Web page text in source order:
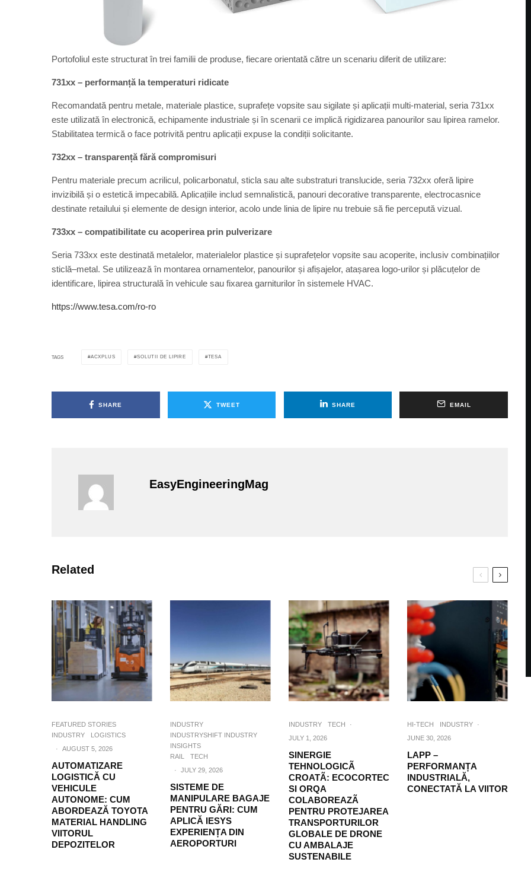
Portofoliul este structurat în trei familii de produse, fiecare orientată către un scenariu diferit de utilizare:
731xx – performanță la temperaturi ridicate
Recomandată pentru metale, materiale plastice, suprafețe vopsite sau sigilate și aplicații multi-material, seria 731xx
este utilizată în electronică, echipamente industriale și în scenarii ce implică rigidizarea panourilor sau lipirea ramelor.
Stabilitatea termică o face potrivită pentru aplicații expuse la condiții solicitante.
732xx – transparență fără compromisuri
Pentru materiale precum acrilicul, policarbonatul, sticla sau alte substraturi translucide, seria 732xx oferă lipire
invizibilă și o estetică impecabilă. Aplicațiile includ semnalistică, panouri decorative transparente, electrocasnice
destinate retailului și elemente de design interior, acolo unde linia de lipire nu trebuie să fie percepută vizual.
733xx – compatibilitate cu acoperirea prin pulverizare
Seria 733xx este destinată metalelor, materialelor plastice și suprafețelor vopsite sau acoperite, inclusiv combinațiilor
sticlă–metal. Se utilizează în montarea ornamentelor, panourilor și afișajelor, atașarea logo-urilor și plăcuțelor de
identificare, lipirea structurală în vehicule sau fixarea garniturilor în sistemele HVAC.
https://www.tesa.com/ro-ro
TAGS ACXPLUS SOLUTII DE LIPIRE TESA
SHARE TWEET SHARE EMAIL
EasyEngineeringMag
Related
FEATURED STORIES
INDUSTRY
LOGISTICS
·
AUGUST 5, 2026
AUTOMATIZARE
LOGISTICĂ CU
VEHICULE
AUTONOME: CUM
ABORDEAZĂ TOYOTA
MATERIAL HANDLING
VIITORUL
DEPOZITELOR
INDUSTRY
INDUSTRYSHIFT INDUSTRY
INSIGHTS
RAIL
TECH
·
JULY 29, 2026
SISTEME DE
MANIPULARE BAGAJE
PENTRU GĂRI: CUM
APLICĂ IESYS
EXPERIENȚA DIN
AEROPORTURI
INDUSTRY TECH
·
JULY 1, 2026
SINERGIE
TEHNOLOGICÃ
CROATÃ: ECOCORTEC
SI ORQA
COLABOREAZÃ
PENTRU PROTEJAREA
TRANSPORTURILOR
GLOBALE DE DRONE
CU AMBALAJE
SUSTENABILE
HI-TECH INDUSTRY
·
JUNE 30, 2026
LAPP –
PERFORMANȚA
INDUSTRIALĂ,
CONECTATĂ LA VIITOR